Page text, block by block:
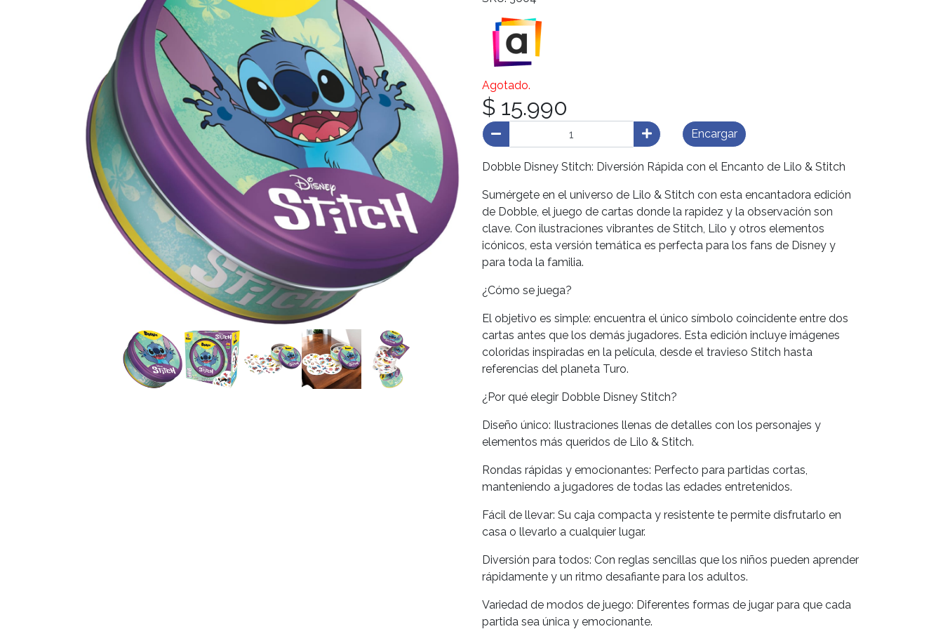
Agotado.
$ 15.990
Encargar
Dobble Disney Stitch: Diversión Rápida con el Encanto de Lilo & Stitch
Sumérgete en el universo de Lilo & Stitch con esta encantadora edición
de Dobble, el juego de cartas donde la rapidez y la observación son
clave. Con ilustraciones vibrantes de Stitch, Lilo y otros elementos
icónicos, esta versión temática es perfecta para los fans de Disney y
para toda la familia.
¿Cómo se juega?
El objetivo es simple: encuentra el único símbolo coincidente entre dos
cartas antes que los demás jugadores. Esta edición incluye imágenes
coloridas inspiradas en la película, desde el travieso Stitch hasta
referencias del planeta Turo.
¿Por qué elegir Dobble Disney Stitch?
Diseño único: Ilustraciones llenas de detalles con los personajes y
elementos más queridos de Lilo & Stitch.
Rondas rápidas y emocionantes: Perfecto para partidas cortas,
manteniendo a jugadores de todas las edades entretenidos.
Fácil de llevar: Su caja compacta y resistente te permite disfrutarlo en
casa o llevarlo a cualquier lugar.
Diversión para todos: Con reglas sencillas que los niños pueden aprender
rápidamente y un ritmo desafiante para los adultos.
Variedad de modos de juego: Diferentes formas de jugar para que cada
partida sea única y emocionante.